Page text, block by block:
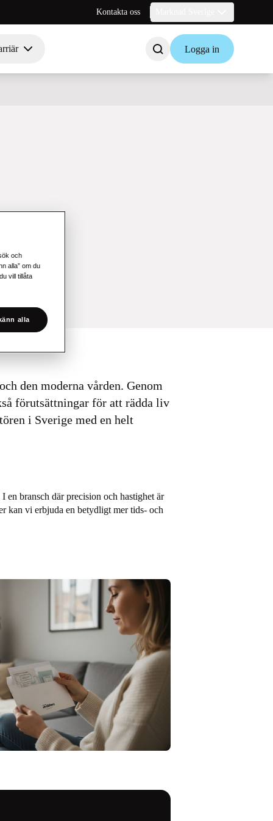
Kontakta oss
Logga in
den moderna vården. Genom
förutsättningar för att rädda liv
i Sverige med en helt
I en bransch där precision och hastighet är
kan vi erbjuda en betydligt mer tids- och
och
alla” om du
vill tillåta
alla